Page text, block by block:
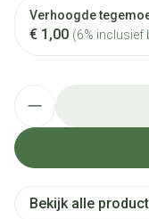
Verhoogde
€ 1,00 (6% inclusief
Bekijk alle